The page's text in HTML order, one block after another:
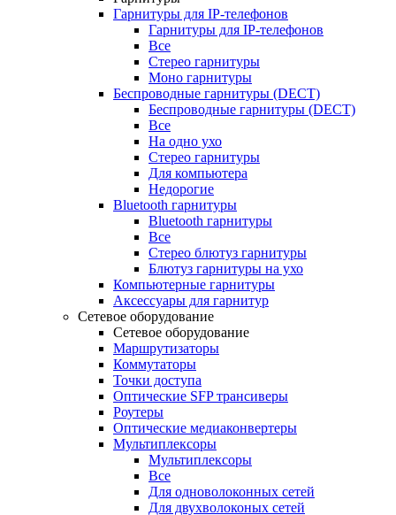
Гарнитуры для IP-телефонов
Гарнитуры для IP-телефонов
Все
Стерео гарнитуры
Моно гарнитуры
Беспроводные гарнитуры (DECT)
Беспроводные гарнитуры (DECT)
Все
На одно ухо
Стерео гарнитуры
Для компьютера
Недорогие
Bluetooth гарнитуры
Bluetooth гарнитуры
Все
Стерео блютуз гарнитуры
Блютуз гарнитуры на ухо
Компьютерные гарнитуры
Аксессуары для гарнитур
Сетевое оборудование
Сетевое оборудование
Маршрутизаторы
Коммутаторы
Точки доступа
Оптические SFP трансиверы
Роутеры
Оптические медиаконвертеры
Мультиплексоры
Мультиплексоры
Все
Для одноволоконных сетей
Для двухволоконых сетей